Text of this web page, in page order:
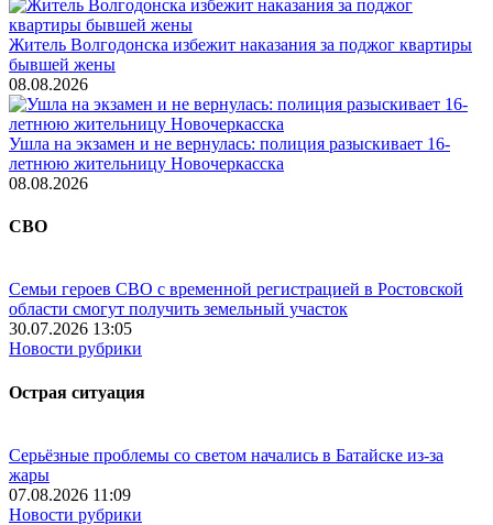
Житель Волгодонска избежит наказания за поджог квартиры
бывшей жены
08.08.2026
Ушла на экзамен и не вернулась: полиция разыскивает 16-
летнюю жительницу Новочеркасска
08.08.2026
СВО
Семьи героев СВО с временной регистрацией в Ростовской
области смогут получить земельный участок
30.07.2026 13:05
Новости рубрики
Острая ситуация
Серьёзные проблемы со светом начались в Батайске из-за
жары
07.08.2026 11:09
Новости рубрики